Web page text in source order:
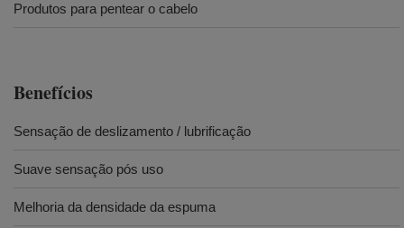
Produtos para pentear o cabelo
Benefícios
Sensação de deslizamento / lubrificação
Suave sensação pós uso
Melhoria da densidade da espuma